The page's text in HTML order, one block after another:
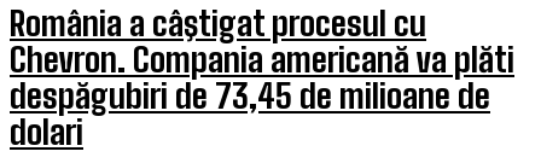
România a câştigat procesul cu
Chevron. Compania americană va plăti
despăgubiri de 73,45 de milioane de
dolari